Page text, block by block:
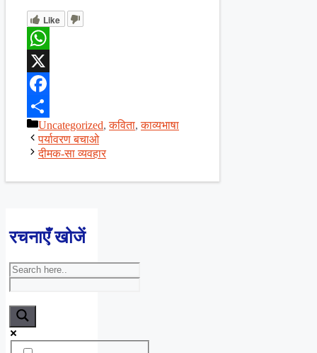
Like
WhatsApp
X
Facebook
Share
Categories
Uncategorized,कविता,काव्यभाषा
पर्यावरण बचाओ
दीमक-सा व्यवहार
रचनाएँ खोजें